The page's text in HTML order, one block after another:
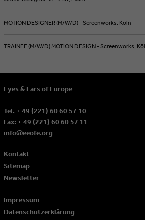
MOTION DESIGNER (M/W/D) - Screenworks, Köln
TRAINEE (M/W/D) MOTION DESIGN - Screenworks,
Eyes & Ears of Europe
Tel. + 49 (221) 60 60 57 10
Fax: + 49 (221) 60 60 57 11
info@eeofe.org
Kontakt
Sitemap
Newsletter
Impressum
Datenschutzerklärung